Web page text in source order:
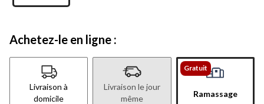
Achetez-le en ligne :
Livraison à
domicile
Livraison le jour
même
Gratuit
Ramassage